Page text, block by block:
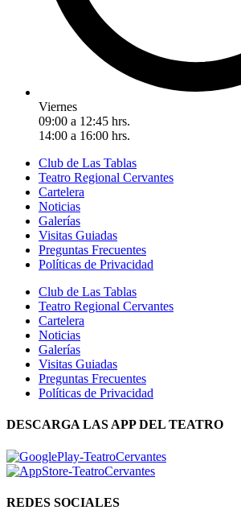
Viernes
09:00 a 12:45 hrs.
14:00 a 16:00 hrs.
Club de Las Tablas
Teatro Regional Cervantes
Cartelera
Noticias
Galerías
Visitas Guiadas
Preguntas Frecuentes
Políticas de Privacidad
Club de Las Tablas
Teatro Regional Cervantes
Cartelera
Noticias
Galerías
Visitas Guiadas
Preguntas Frecuentes
Políticas de Privacidad
DESCARGA LAS APP DEL TEATRO
REDES SOCIALES